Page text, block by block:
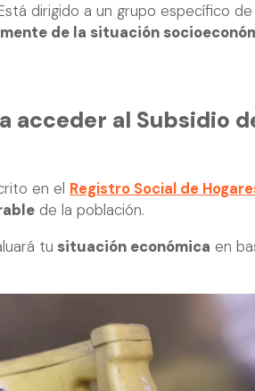
dirigido a un grupo específico
de la situación
acceder al Subsidio
en el Registro Social de
de la población.
tu situación económica en